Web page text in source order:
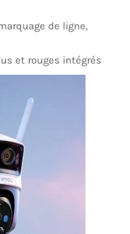
de ligne,
et rouges intégrés